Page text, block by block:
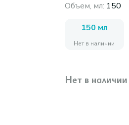
Объем, мл: 150
150 мл
Нет в наличии
Нет в наличии